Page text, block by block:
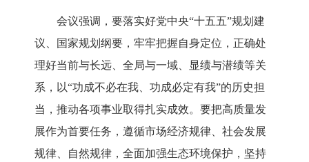
会议强调，要落实好党中央“十五五”规划建
议、国家规划纲要，牢牢把握自身定位，正确处
理好当前与长远、全局与一域、显绩与潜绩等关
系，以“功成不必在我、功成必定有我”的历史担
当，推动各项事业取得扎实成效。要把高质量发
展作为首要任务，遵循市场经济规律、社会发展
规律、自然规律，全面加强生态环境保护，坚持